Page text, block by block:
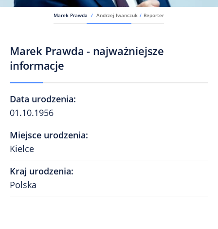
Marek Prawda / Andrzej Iwanczuk / Reporter
Marek Prawda - najważniejsze
informacje
Data urodzenia:
01.10.1956
Miejsce urodzenia:
Kielce
Kraj urodzenia:
Polska